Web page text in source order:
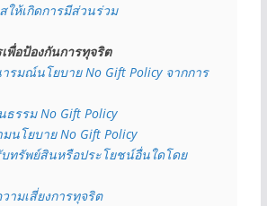
ให้เกิดการมีส่วนร่วม
พื่อป้องกันการทุจริต
รมณ์นโยบาย No Gift Policy จากการ
รรม No Gift Policy
นโยบาย No Gift Policy
บทรัพย์สินหรือประโยชน์อื่นใดโดย
ามเสี่ยงการทุจริต